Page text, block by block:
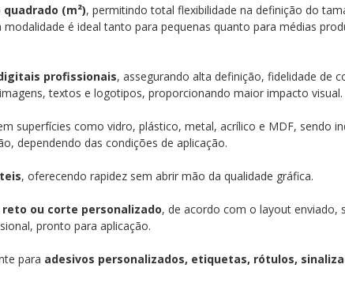
(m²), permitindo total flexibilidade na definição do
é ideal tanto para pequenas quanto para médias
profissionais, assegurando alta definição, fidelidade de
textos e logotipos, proporcionando maior impacto visual.
superfícies como vidro, plástico, metal, acrílico e MDF, sendo
dependendo das condições de aplicação.
, oferecendo rapidez sem abrir mão da qualidade gráfica.
ou corte personalizado, de acordo com o layout enviado,
pronto para aplicação.
para adesivos personalizados, etiquetas, rótulos,